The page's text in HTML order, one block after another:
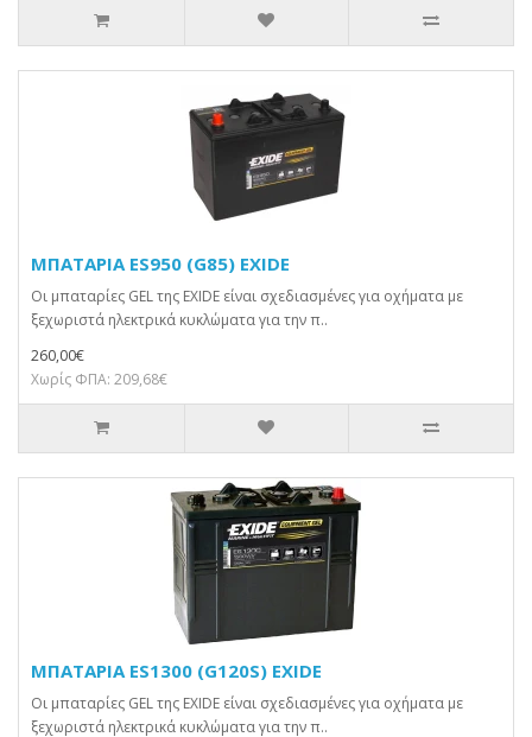
ΜΠΑΤΑΡΙΑ ES950 (G85) EXIDE
Οι μπαταρίες GEL της EXIDE είναι σχεδιασμένες για οχήματα με
ξεχωριστά ηλεκτρικά κυκλώματα για την π..
260,00€
Χωρίς ΦΠΑ: 209,68€
ΜΠΑΤΑΡΙΑ ES1300 (G120S) EXIDE
Οι μπαταρίες GEL της EXIDE είναι σχεδιασμένες για οχήματα με
ξεχωριστά ηλεκτρικά κυκλώματα για την π..